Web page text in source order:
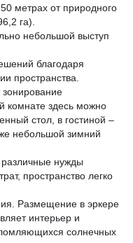
метрах от природного
га).
небольшой выступ
благодаря
пространства.
комнате здесь можно
стол, в гостиной –
небольшой зимний
нужды
пространство легко
Размещение в эркере
интерьер и
солнечных